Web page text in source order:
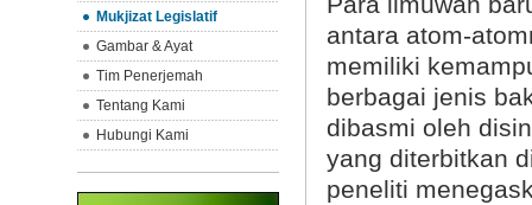
antara atom-
memiliki
berbagai jenis
dibasmi oleh
yang diterbitkan
peneliti
Mukjizat Legislatif
Gambar & Ayat
Tim Penerjemah
Tentang Kami
Hubungi Kami